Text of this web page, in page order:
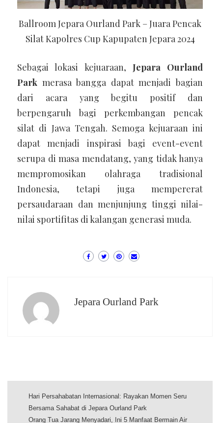
Ballroom Jepara Ourland Park – Juara Pencak
Silat Kapolres Cup Kapupaten Jepara 2024
Sebagai lokasi kejuaraan, Jepara Ourland
Park merasa bangga dapat menjadi bagian
dari acara yang begitu positif dan
berpengaruh bagi perkembangan pencak
silat di Jawa Tengah. Semoga kejuaraan ini
dapat menjadi inspirasi bagi event-event
serupa di masa mendatang, yang tidak hanya
mempromosikan olahraga tradisional
Indonesia, tetapi juga mempererat
persaudaraan dan menjunjung tinggi nilai-
nilai sportifitas di kalangan generasi muda.
Jepara Ourland Park
Hari Persahabatan Internasional: Rayakan Momen Seru
Bersama Sahabat di Jepara Ourland Park
Orang Tua Jarang Menyadari, Ini 5 Manfaat Bermain Air